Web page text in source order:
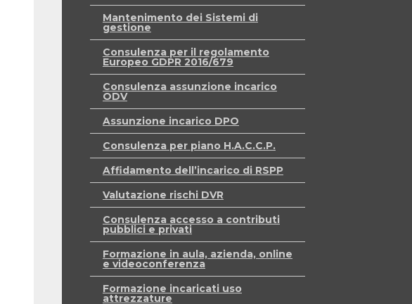
Mantenimento dei Sistemi di
gestione
Consulenza per il regolamento
Europeo GDPR 2016/679
Consulenza assunzione incarico
ODV
Assunzione incarico DPO
Consulenza per piano H.A.C.C.P.
Affidamento dell’incarico di RSPP
Valutazione rischi DVR
Consulenza accesso a contributi
pubblici e privati
Formazione in aula, azienda, online
e videoconferenza
Formazione incaricati uso
attrezzature